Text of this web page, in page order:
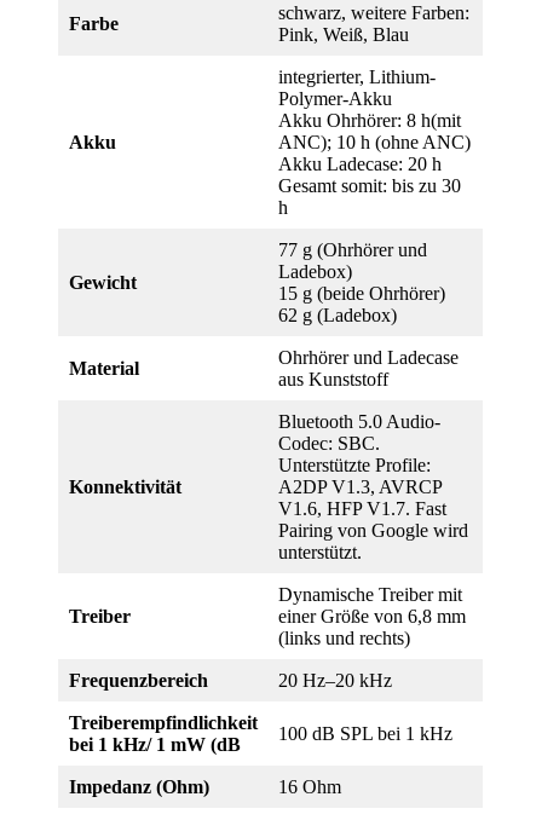
Farbe
schwarz, weitere Farben:
Pink, Weiß, Blau
Akku
integrierter, Lithium-
Polymer-Akku
Akku Ohrhörer: 8 h(mit
ANC); 10 h (ohne ANC)
Akku Ladecase: 20 h
Gesamt somit: bis zu 30
h
Gewicht
77 g (Ohrhörer und
Ladebox)
15 g (beide Ohrhörer)
62 g (Ladebox)
Material
Ohrhörer und Ladecase
aus Kunststoff
Konnektivität
Bluetooth 5.0 Audio-
Codec: SBC.
Unterstützte Profile:
A2DP V1.3, AVRCP
V1.6, HFP V1.7. Fast
Pairing von Google wird
unterstützt.
Treiber
Dynamische Treiber mit
einer Größe von 6,8 mm
(links und rechts)
Frequenzbereich 20 Hz–20 kHz
Treiberempfindlichkeit
bei 1 kHz/ 1 mW (dB
100 dB SPL bei 1 kHz
Impedanz (Ohm) 16 Ohm